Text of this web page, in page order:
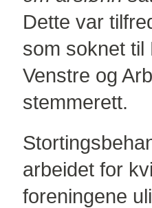
Dette var
som soknet
Venstre og
stemmerett.
arbeidet for
foreningene